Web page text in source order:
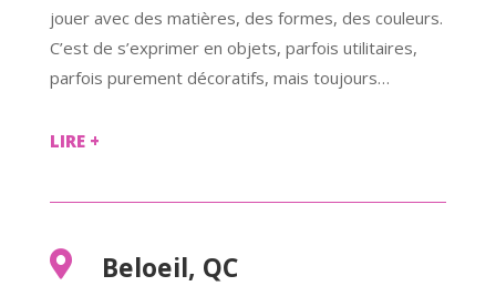
jouer avec des matières, des formes, des couleurs.
C’est de s’exprimer en objets, parfois utilitaires,
parfois purement décoratifs, mais toujours…
LIRE +
 Beloeil, QC